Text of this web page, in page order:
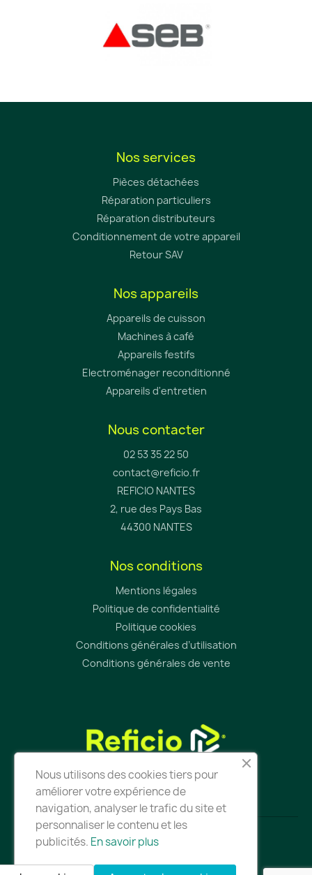
Nos services
Pièces détachées
Réparation particuliers
Réparation distributeurs
Conditionnement de votre appareil
Retour SAV
Nos appareils
Appareils de cuisson
Machines à café
Appareils festifs
Electroménager reconditionné
Appareils d'entretien
Nous contacter
02 53 35 22 50
contact@reficio.fr
REFICIO NANTES
2, rue des Pays Bas
44300 NANTES
Nos conditions
Mentions légales
Politique de confidentialité
Politique cookies
Conditions générales d’utilisation
Conditions générales de vente
Tous droits réservés - Reficio - 2025
Conception du site par
Nous utilisons des cookies tiers pour
améliorer votre expérience de
navigation, analyser le trafic du site et
personnaliser le contenu et les
publicités. En savoir plus